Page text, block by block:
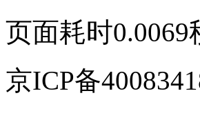
页面耗时
京ICP备